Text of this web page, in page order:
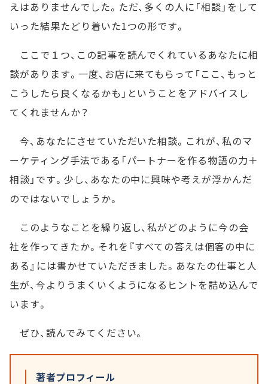
えはありませんでした。ただ、多くの人に「相談」をして
いった結果たどり着いた1つの形です。
ここで１つ、この記事を読んでくれているあなたに相
談があります。一度、お店に来てもらって「ここ、もっと
こうしたら良くなるかも」ということをアドバイスし
てくれませんか？
今、あなたにさせていただいた相談。これが、私のマ
ーケティング手法である「パートナーを作る物語の力＋
相談」です。少し、あなたの中に興味や考えが浮かんだ
のではないでしょうか。
このようなことを繰り返し、私がどのように今の会
社を作ってきたか。それを『すべての答えは個客の中に
ある』には書かせていただきました。あなたの仕事と人
生が、今よりうまくいくようになるヒントを詰め込んで
います。
ぜひ、読んでみてください。
著者プロフィール